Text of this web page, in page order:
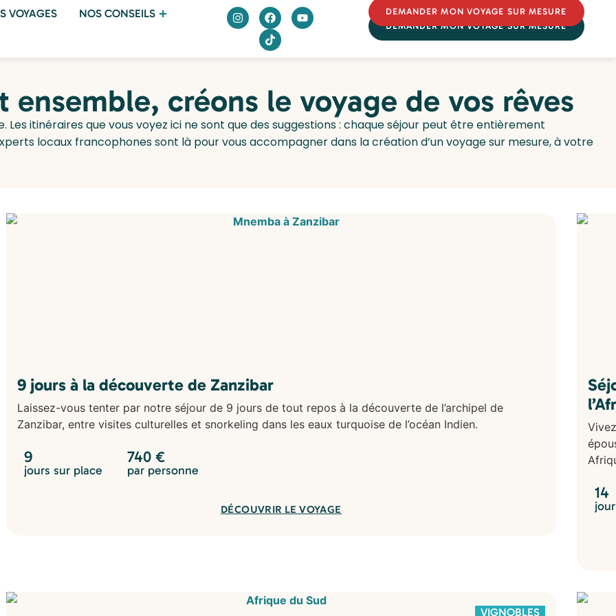
VOYAGES NOS CONSEILS
DEMANDER MON VOYAGE SUR MESURE
DEMANDER MON VOYAGE SUR MESURE
ensemble, créons le voyage de vos rêves
itinéraires que vous voyez ici ne sont que des suggestions : chaque séjour peut être entièrement
locaux francophones sont là pour vous accompagner dans la création d’un voyage sur mesure, à votre
9 jours à la découverte de Zanzibar
Laissez-vous tenter par notre séjour de 9 jours de tout repos à la découverte de l’archipel de
Zanzibar, entre visites culturelles et snorkeling dans les eaux turquoise de l’océan Indien.
9
jours sur place
740 €
par personne
DÉCOUVRIR LE VOYAGE
14
VIGNOBLES